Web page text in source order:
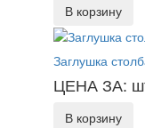
В корзину
Заглушка
ЦЕНА ЗА:
В корзину